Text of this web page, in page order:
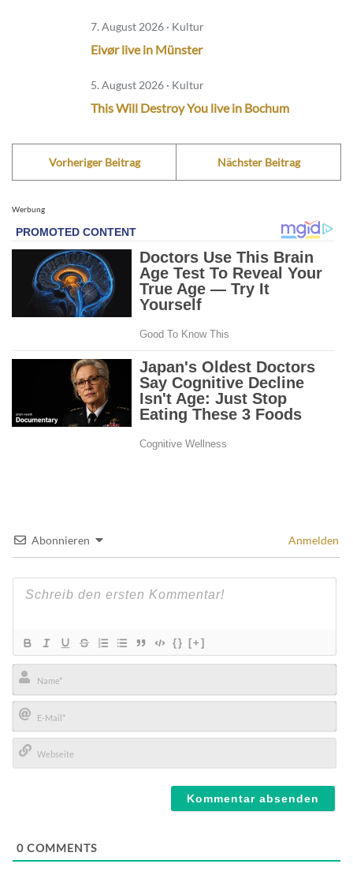
7. August 2026 · Kultur
Eivør live in Münster
5. August 2026 · Kultur
This Will Destroy You live in Bochum
Vorheriger Beitrag Nächster Beitrag
Werbung
Abonnieren Anmelden
{} [+]
Name*
E-
Mail*
0 COMMENTS